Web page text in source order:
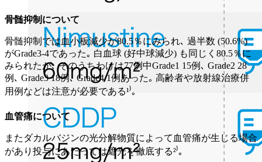
骨髄抑制について
骨髄抑制では血小板減少が80.5％にみられ､ 過半数 (50.6%)
がGrade3-4であった｡ 白血球 (好中球減少) も同じく80.5％に
みられたが､ そのうちわけは77例中Grade1 15例､ Grade2 28
例､ Grade3 18例､ Grade4 1例あった｡ 高齢者や放射線治療併
用例などは注意が必要である¹⁾｡
血管痛について
またダカルバジンの光分解物質によって血管痛が生じる場合
があり投与にあたっては遮光を徹底する²⁾｡